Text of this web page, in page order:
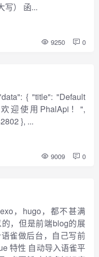
写） 函...
9250 0
{ "title": "Default
迎使用PhalApi！",
}, ...
9009 0
，hugo，都不甚满
，但是前端blog的展
雀做后台，自己写前
特性 自动导入语雀平